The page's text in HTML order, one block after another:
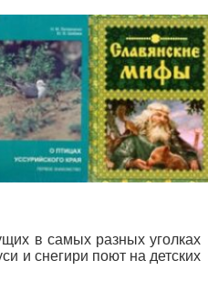
в самых разных уголках
и снегири поют на детских